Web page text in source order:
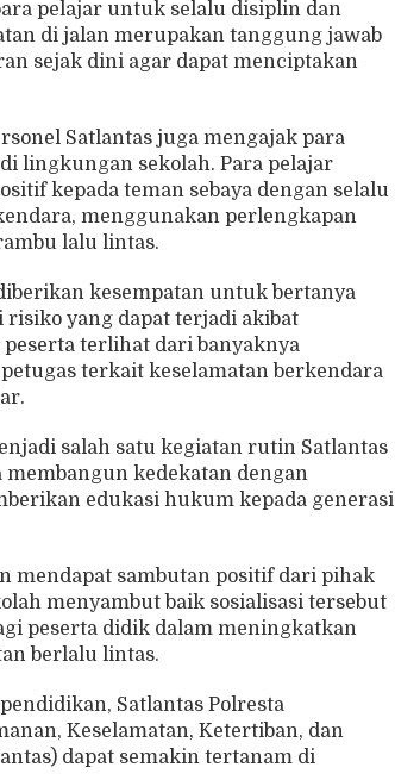
pelajar untuk selalu disiplin dan
di jalan merupakan tanggung jawab
sejak dini agar dapat menciptakan
Satlantas juga mengajak para
lingkungan sekolah. Para pelajar
kepada teman sebaya dengan selalu
menggunakan perlengkapan
lalu lintas.
kesempatan untuk bertanya
yang dapat terjadi akibat
terlihat dari banyaknya
terkait keselamatan berkendara
salah satu kegiatan rutin Satlantas
kedekatan dengan
edukasi hukum kepada generasi
mendapat sambutan positif dari pihak
menyambut baik sosialisasi tersebut
peserta didik dalam meningkatkan
berlalu lintas.
Satlantas Polresta
Keselamatan, Ketertiban, dan
dapat semakin tertanam di